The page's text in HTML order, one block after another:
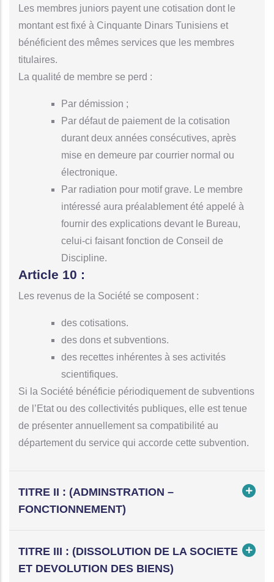
Les membres juniors payent une cotisation dont le
montant est fixé à Cinquante Dinars Tunisiens et
bénéficient des mêmes services que les membres
titulaires.
La qualité de membre se perd :
Par démission ;
Par défaut de paiement de la cotisation
durant deux années consécutives, après
mise en demeure par courrier normal ou
électronique.
Par radiation pour motif grave. Le membre
intéressé aura préalablement été appelé à
fournir des explications devant le Bureau,
celui-ci faisant fonction de Conseil de
Discipline.
Article 10 :
Les revenus de la Société se composent :
des cotisations.
des dons et subventions.
des recettes inhérentes à ses activités
scientifiques.
Si la Société bénéficie périodiquement de subventions
de l’Etat ou des collectivités publiques, elle est tenue
de présenter annuellement sa compatibilité au
département du service qui accorde cette subvention.
TITRE II : (ADMINSTRATION –
FONCTIONNEMENT)
TITRE III : (DISSOLUTION DE LA SOCIETE
ET DEVOLUTION DES BIENS)